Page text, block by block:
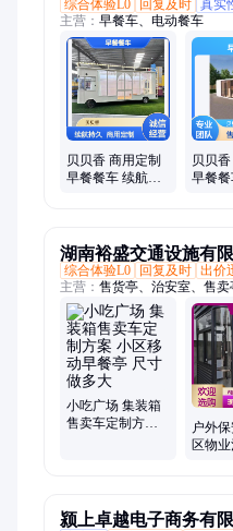
综合体验L0
回复及时 真实
主营： 早餐车、电动餐车
贝贝香 商用定制
早餐餐车 续航持
贝贝
早餐
湖南裕盛交通设施有
综合体验L0
回复及时 出价
主营： 售货亭、治安室、售
饮亭、休息亭、候车亭、宣
吃亭、警务室、镀锌板、垃
子、执勤岗亭、福彩岗亭、
酸岗亭
小吃广场 集装箱
售卖车定制方案
户外
区物业
颍上卓越电子商务有